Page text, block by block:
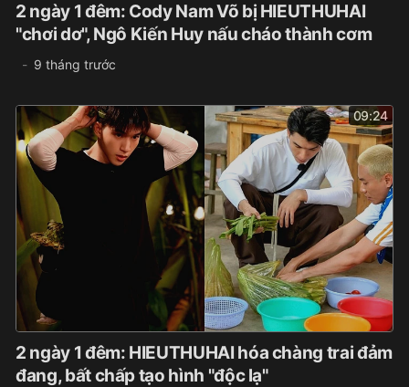
2 ngày 1 đêm: Cody Nam Võ bị HIEUTHUHAI
"chơi dơ", Ngô Kiến Huy nấu cháo thành cơm
9 tháng trước
09:24
2 ngày 1 đêm: HIEUTHUHAI hóa chàng trai đảm
đang, bất chấp tạo hình "độc lạ"